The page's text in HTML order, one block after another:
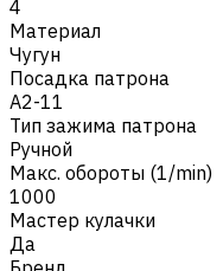
4
Материал
Чугун
Посадка патрона
A2-11
Тип зажима патрона
Ручной
Макс. обороты (1/min)
1000
Мастер кулачки
Да